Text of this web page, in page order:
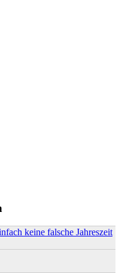
keine falsche Jahreszeit